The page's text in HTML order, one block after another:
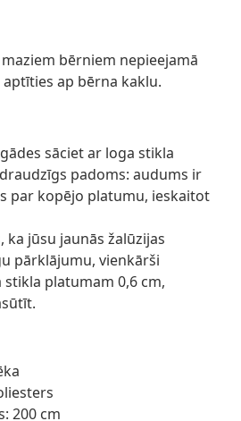
bērniem nepieejamā
ap bērna kaklu.
sāciet ar loga stikla
padoms: audums ir
par kopējo platumu, ieskaitot
ka jūsu jaunās žalūzijas
pārklājumu, vienkārši
platumam 0,6 cm,
200 cm